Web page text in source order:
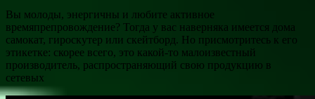
Вы молоды, энергичны и любите активное
времяпрепровождение? Тогда у вас наверняка имеется дома
самокат, гироскутер или скейтборд. Но присмотритесь к его
этикетке: скорее всего, это какой-то малоизвестный
производитель, распространяющий свою продукцию в
сетевых